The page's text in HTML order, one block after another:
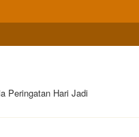
Peringatan Hari Jadi